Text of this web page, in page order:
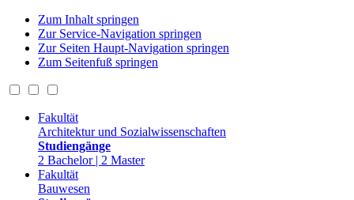
Zum Inhalt springen
Zur Service-Navigation springen
Zur Seiten Haupt-Navigation springen
Zum Seitenfuß springen
Fakultät
Architektur und Sozialwissenschaften
Studiengänge
2 Bachelor | 2 Master
Fakultät
Bauwesen